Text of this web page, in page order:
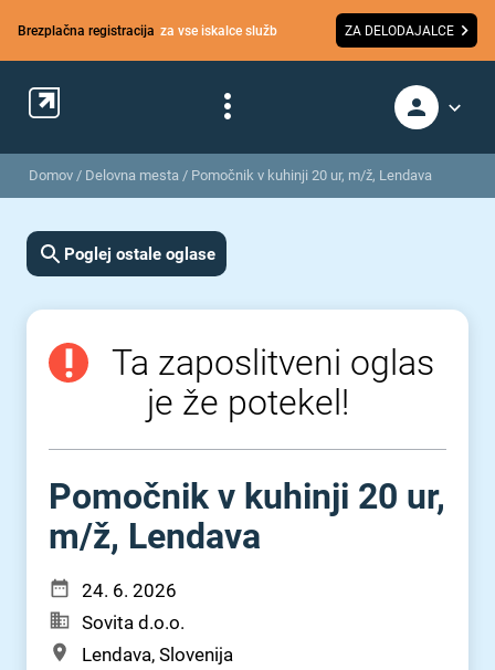
Brezplačna registracija za vse iskalce služb ZA DELODAJALCE
Domov / Delovna mesta / Pomočnik v kuhinji 20 ur, m/ž, Lendava
Poglej ostale oglase
Ta zaposlitveni oglas
je že potekel!
Pomočnik v kuhinji 20 ur,
m⁠/⁠ž, Lendava
24. 6. 2026
Sovita d.o.o.
Lendava, Slovenija